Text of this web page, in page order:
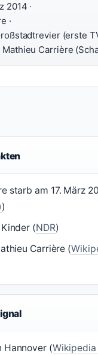
2014 ·
·
(erste
Mathieu Carrière
starb am 17. März
)
(NDR)
Carrière (
Hannover (Wikipedia